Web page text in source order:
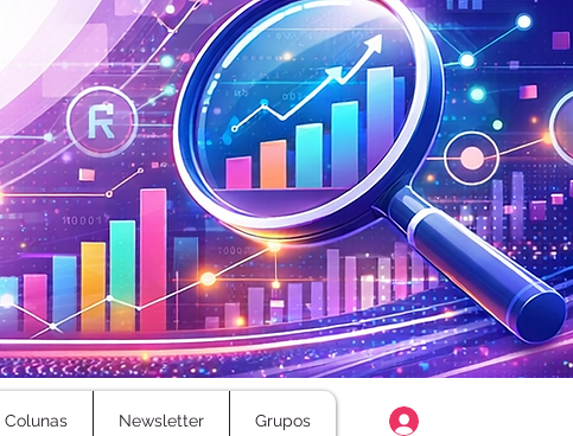
Login
Colunas Newsletter Grupos